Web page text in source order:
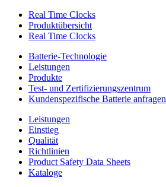
Real Time Clocks
Produktübersicht
Real Time Clocks
Batterie-Technologie
Leistungen
Produkte
Test- und Zertifizierungszentrum
Kundenspezifische Batterie anfragen
Leistungen
Einstieg
Qualität
Richtlinien
Product Safety Data Sheets
Kataloge